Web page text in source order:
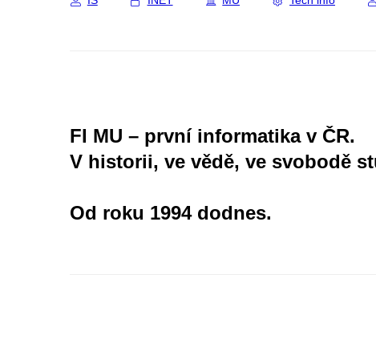
FI MU – první informatika v ČR.
V historii, ve vědě, ve svobodě
Od roku 1994 dodnes.